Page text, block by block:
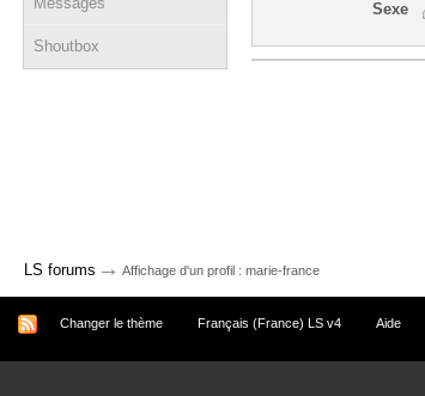
Shoutbox
Sexe
LS forums → Affichage d'un profil : marie-france
Changer le thème Français (France) LS v4 Aide